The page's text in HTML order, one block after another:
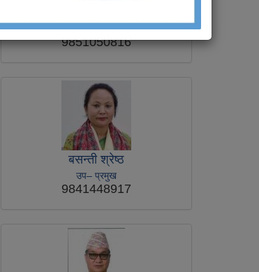
नगर प्रमुख
9851050816
बसन्ती श्रेष्ठ
उप– प्रमुख
9841448917